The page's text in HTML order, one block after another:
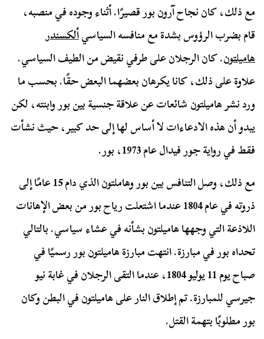
مع ذلك، كان نجاح آرون بور قصيرًا. أثناء وجوده في منصبه،
قام بضرب الرؤوس بشدة مع منافسه السياسيألكسندر
هاميلتون. كان الرجلان على طرفي نقيض من الطيف السياسي.
علاوة على ذلك، كانا يكرهان بعضهما البعض حقًا. بحسب ما
ورد نشر هاميلتون شائعات عن علاقة جنسية بين بور وابنته، لكن
يبدو أن هذه الادعاءات لا أساس لها إلى حد كبير، حيث نشأت
فقط في رواية جور فيدال عام 1973، بور.
مع ذلك، وصل التنافس بين بور وهاملتون الذي دام 15 عامًا إلى
ذروته في عام 1804 عندما اشتعلت رياح بور من بعض الإهانات
اللاذعة التي وجهها هاميلتون بشأنه في عشاء سياسي. بالتالي
تحداه بور في مبارزة. انتهت مبارزة هاميلتون بور رسميًا في
صباح يوم 11 يوليو 1804، عندما التقى الرجلان في غابة نيو
جيرسي للمبارزة. تم إطلاق النار على هاميلتون في البطن وكان
بور مطلوبًا بتهمة القتل.